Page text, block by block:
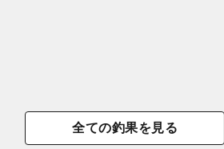
全ての釣果を見る